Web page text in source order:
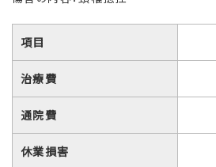
項目
治療費
通院費
休業損害